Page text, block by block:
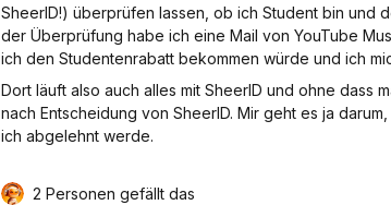
SheerID!) überprüfen lassen, ob ich Student bin und
der Überprüfung habe ich eine Mail von YouTube
ich den Studentenrabatt bekommen würde und ich
Dort läuft also auch alles mit SheerID und ohne dass
nach Entscheidung von SheerID. Mir geht es ja
ich abgelehnt werde.
2 Personen gefällt das